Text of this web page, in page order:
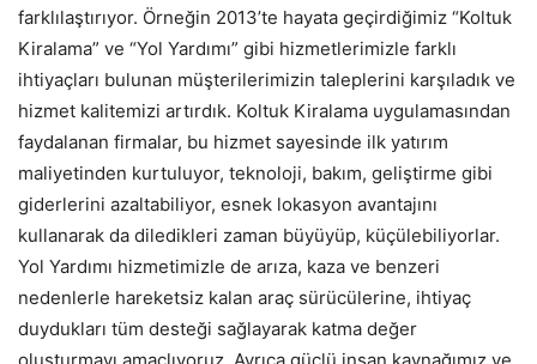
farklılaştırıyor. Örneğin 2013’te hayata geçirdiğimiz “Koltuk
Kiralama” ve “Yol Yardımı” gibi hizmetlerimizle farklı
ihtiyaçları bulunan müşterilerimizin taleplerini karşıladık ve
hizmet kalitemizi artırdık. Koltuk Kiralama uygulamasından
faydalanan firmalar, bu hizmet sayesinde ilk yatırım
maliyetinden kurtuluyor, teknoloji, bakım, geliştirme gibi
giderlerini azaltabiliyor, esnek lokasyon avantajını
kullanarak da diledikleri zaman büyüyüp, küçülebiliyorlar.
Yol Yardımı hizmetimizle de arıza, kaza ve benzeri
nedenlerle hareketsiz kalan araç sürücülerine, ihtiyaç
duydukları tüm desteği sağlayarak katma değer